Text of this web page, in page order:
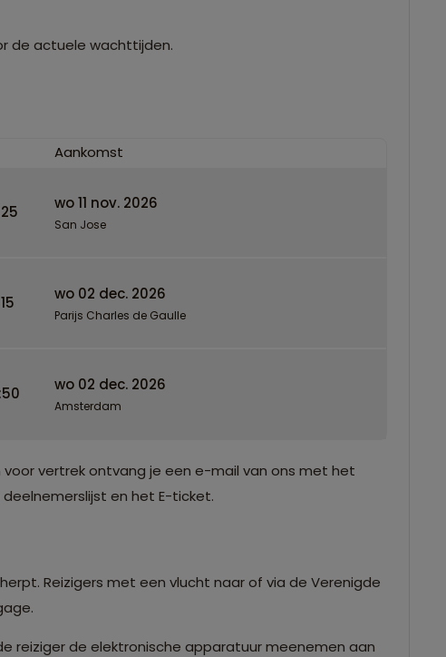
de actuele wachttijden.
Aankomst
wo 11 nov. 2026
San Jose
wo 02 dec. 2026
Parijs Charles de Gaulle
wo 02 dec. 2026
Amsterdam
vertrek ontvang je een e-mail van ons met het
en het E-ticket.
Reizigers met een vlucht naar of via de Verenigde
reiziger de elektronische apparatuur meenemen aan